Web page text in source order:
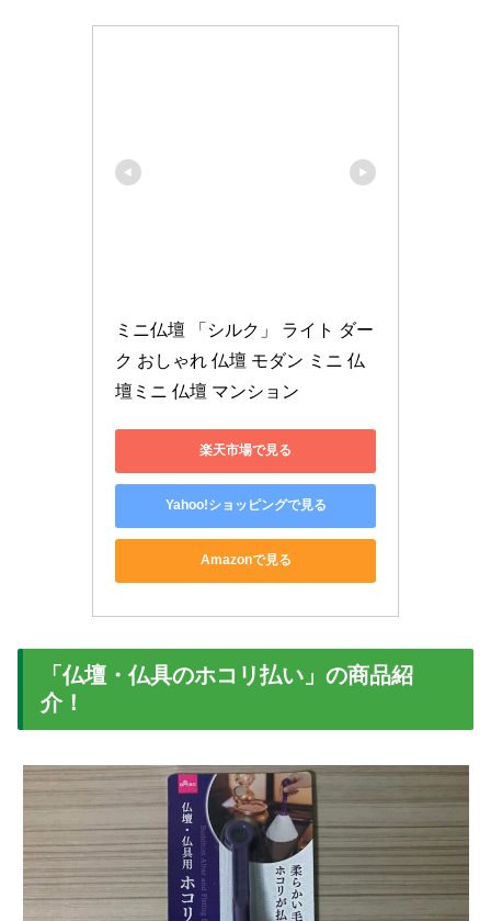
ミニ仏壇 「シルク」 ライト ダー
ク おしゃれ 仏壇 モダン ミニ 仏
壇ミニ 仏壇 マンション
楽天市場で見る
Yahoo!ショッピングで見る
Amazonで見る
「仏壇・仏具のホコリ払い」の商品紹
介！